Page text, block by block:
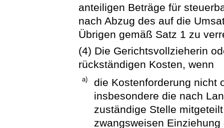
anteiligen Beträge für
nach Abzug des auf die
Übrigen gemäß Satz 1 zu
(4) Die Gerichtsvollzieherin
rückständigen Kosten, wenn
a)
die Kostenforderung nicht
insbesondere die nach
zuständige Stelle
zwangsweisen